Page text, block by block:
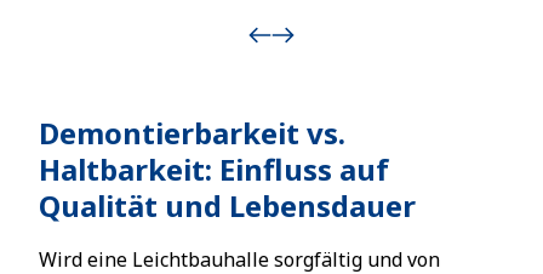
Demontierbarkeit vs.
Haltbarkeit: Einfluss auf
Qualität und Lebensdauer
Wird eine Leichtbauhalle sorgfältig und von